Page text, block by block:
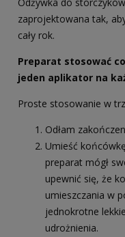
zaprojektowana tak,
cały rok.
Preparat stosować
jeden aplikator na
Proste stosowanie w
Odłam
Umieść
preparat mógł
upewnić się, że
umieszczania w
jednokrotne
udrożnienia.